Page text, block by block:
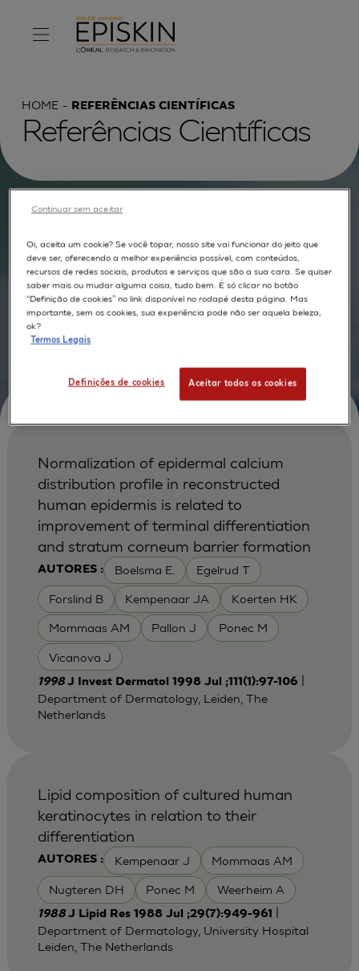
HOME REFERÊNCIAS CIENTÍFICAS
Referências Científicas
Procurar por :
TEXTO COMPLETO MODELOS APLICAÇÕES
AUTORES
AUTORES : Boelsma E. Egelrud T
Forslind B Kempenaar JA Koerten HK
Mommaas AM Pallon J Ponec M
Vicanova J
Normalization of epidermal calcium
distribution profile in reconstructed
human epidermis is related to
improvement of terminal differentiation
and stratum corneum barrier formation
1998J Invest Dermatol 1998 Jul ;111(1):97-106
Department of Dermatology, Leiden, The
Netherlands
AUTORES : Kempenaar J Mommaas AM
Nugteren DH Ponec M Weerheim A
Lipid composition of cultured human
keratinocytes in relation to their
differentiation
1988J Lipid Res 1988 Jul ;29(7):949-961
Department of Dermatology, University Hospital
Leiden, The Netherlands
Oi, aceita um cookie? Se você topar, nosso site vai funcionar do jeito que
deve ser, oferecendo a melhor experiência possível, com conteúdos,
recursos de redes sociais, produtos e serviços que são a sua cara. Se quiser
saber mais ou mudar alguma coisa, tudo bem. É só clicar no botão
“Definição de cookies” no link disponível no rodapé desta página. Mas
importante, sem os cookies, sua experiência pode não ser aquela beleza,
ok?
Termos Legais
Definições de cookies Aceitar todos os cookies
Continuar sem aceitar